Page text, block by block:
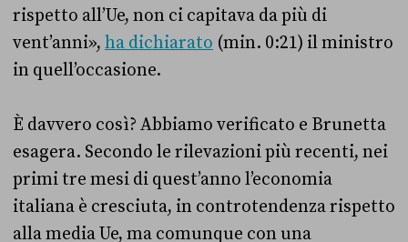
rispetto all’Ue, non ci capitava da più di
vent’anni», ha dichiarato (min. 0:21) il ministro
in quell’occasione.
È davvero così? Abbiamo verificato e Brunetta
esagera. Secondo le rilevazioni più recenti, nei
primi tre mesi di quest’anno l’economia
italiana è cresciuta, in controtendenza rispetto
alla media Ue, ma comunque con una